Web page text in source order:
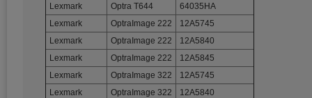
Lexmark Optra T644
64035HA
Lexmark
OptraImage 222
12A5745
Lexmark
OptraImage 222
12A5840
Lexmark
OptraImage 222
12A5845
Lexmark
OptraImage 322
12A5745
Lexmark
OptraImage 322
12A5840